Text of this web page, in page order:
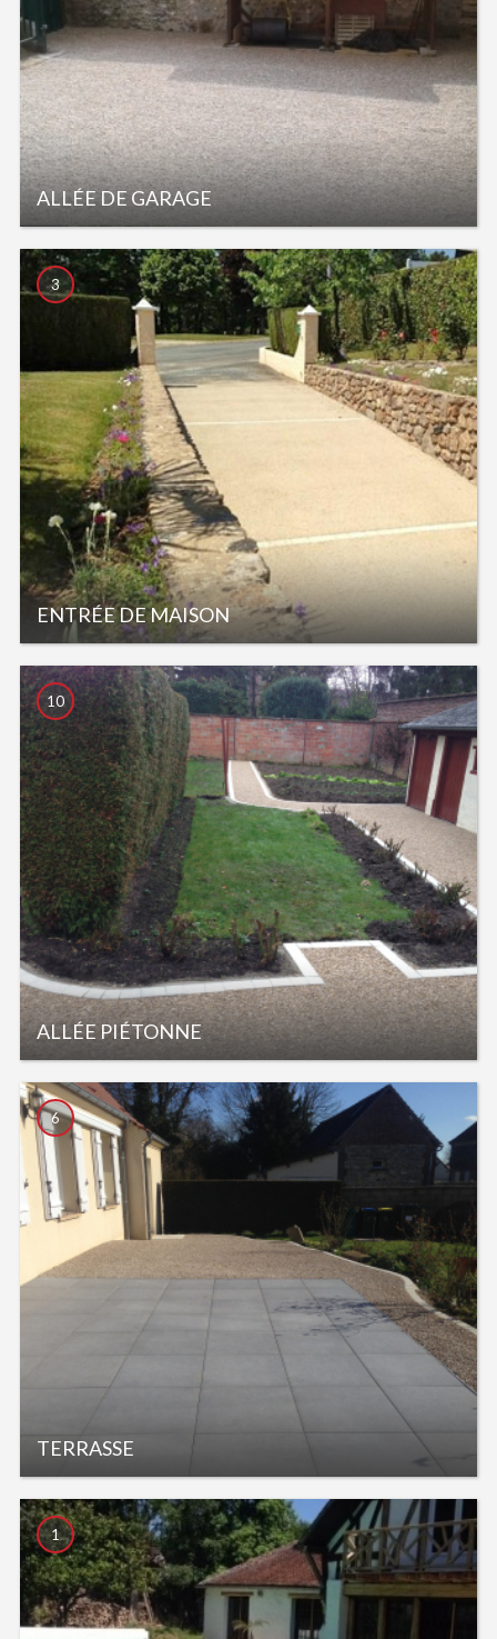
ALLÉE DE GARAGE
ENTRÉE DE MAISON
3
ALLÉE PIÉTONNE
10
TERRASSE
6
1